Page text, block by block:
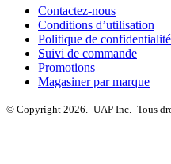
Contactez-nous
Conditions d’utilisation
Politique de confidentialité
Suivi de commande
Promotions
Magasiner par marque
© Copyright 2026. UAP Inc. Tous